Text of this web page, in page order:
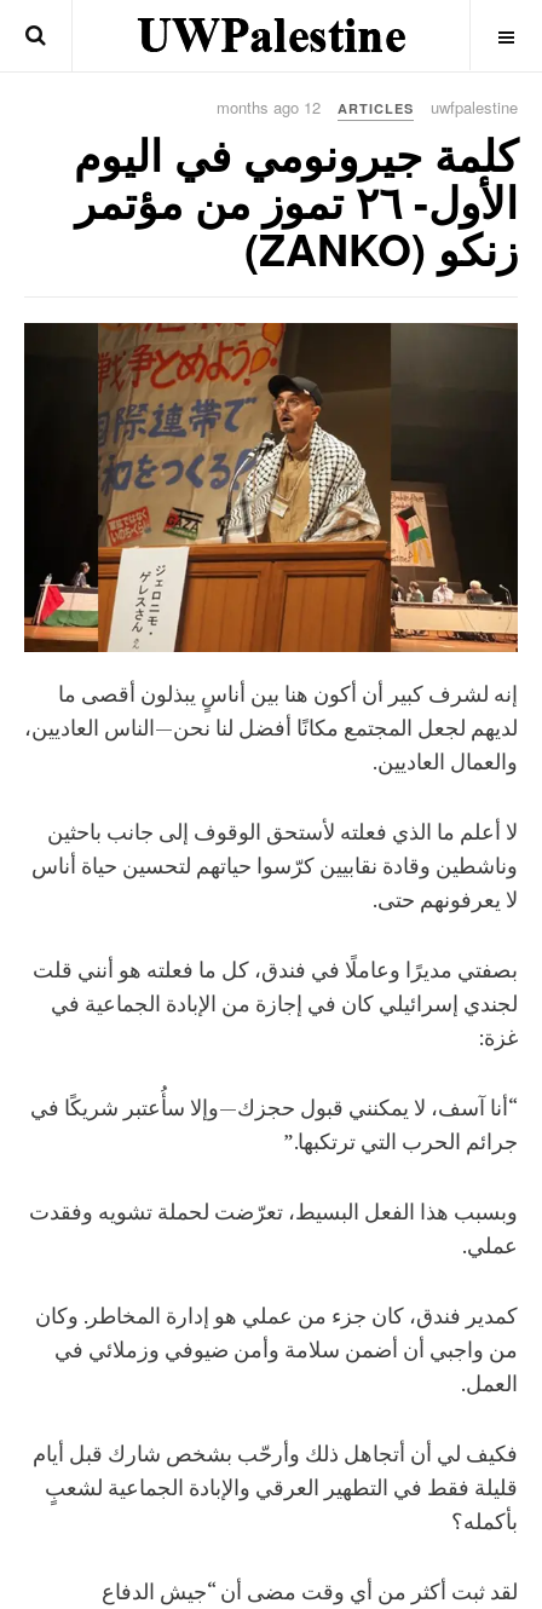
uwfpalestine
ARTICLES
12 months ago
كلمة جيرونومي في اليوم
الأول- ٢٦ تموز من مؤتمر
زنكو (ZANKO)
إنه لشرف كبير أن أكون هنا بين أناسٍ يبذلون أقصى ما
لديهم لجعل المجتمع مكانًا أفضل لنا نحن—الناس العاديين،
والعمال العاديين.
لا أعلم ما الذي فعلته لأستحق الوقوف إلى جانب باحثين
وناشطين وقادة نقابيين كرّسوا حياتهم لتحسين حياة أناس
لا يعرفونهم حتى.
بصفتي مديرًا وعاملًا في فندق، كل ما فعلته هو أنني قلت
لجندي إسرائيلي كان في إجازة من الإبادة الجماعية في
غزة:
“أنا آسف، لا يمكنني قبول حجزك—وإلا سأُعتبر شريكًا في
جرائم الحرب التي ترتكبها.”
وبسبب هذا الفعل البسيط، تعرّضت لحملة تشويه وفقدت
عملي.
كمدير فندق، كان جزء من عملي هو إدارة المخاطر. وكان
من واجبي أن أضمن سلامة وأمن ضيوفي وزملائي في
العمل.
فكيف لي أن أتجاهل ذلك وأرحّب بشخص شارك قبل أيام
قليلة فقط في التطهير العرقي والإبادة الجماعية لشعبٍ
بأكمله؟
لقد ثبت أكثر من أي وقت مضى أن “جيش الدفاع